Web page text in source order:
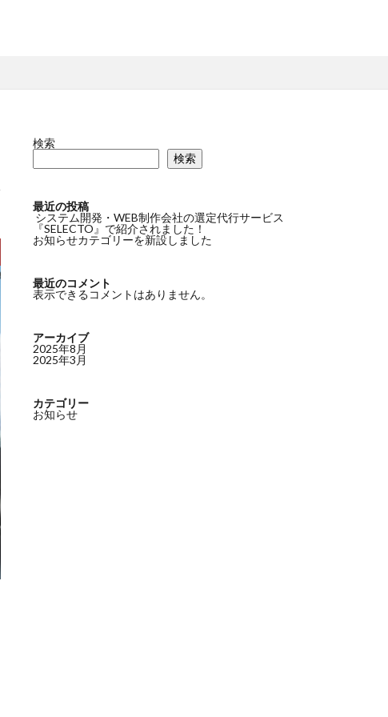
検索
検索
最近の投稿
システム開発・WEB制作会社の選定代行サービス
『SELECTO』で紹介されました！
お知らせカテゴリーを新設しました
最近のコメント
表示できるコメントはありません。
アーカイブ
2025年8月
2025年3月
カテゴリー
お知らせ